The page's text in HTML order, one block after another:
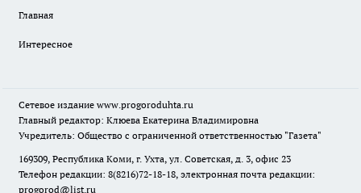
Главная
Интересное
Сетевое издание www.progoroduhta.ru
Главный редактор: Клюева Екатерина Владимировна
Учредитель: Общество с ограниченной ответственностью "Газета"
169309, Республика Коми, г. Ухта, ул. Советская, д. 3, офис 23
Телефон редакции: 8(8216)72-18-18, электронная почта редакции:
progorod@list.ru